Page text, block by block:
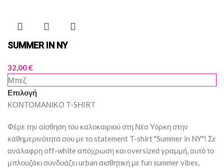
SUMMER IN NY
32,00€
Μπεζ
Επιλογή
ΚΟΝΤΟΜΑΝΙΚΟ T-SHIRT
Φέρε την αίσθηση του καλοκαιριού στη Νέα Υόρκη στην
καθημερινότητά σου με το statement T-shirt "Summer in NY"! Σε
ανάλαφρη off-white απόχρωση και oversized γραμμή, αυτό το
μπλουζάκι συνδυάζει urban αισθητική με fun summer vibes,